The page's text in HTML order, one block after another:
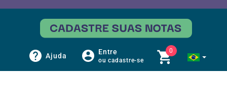
Ajuda Entre
ou cadastre-se
0